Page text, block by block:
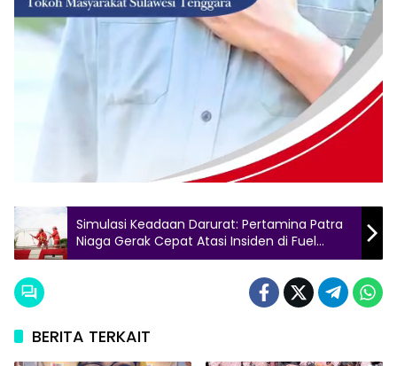
Simulasi Keadaan Darurat: Pertamina Patra
Niaga Gerak Cepat Atasi Insiden di Fuel
Terminal Luwuk
BERITA TERKAIT